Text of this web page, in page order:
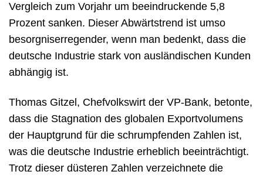
Vergleich zum Vorjahr um beeindruckende 5,8
Prozent sanken. Dieser Abwärtstrend ist umso
besorgniserregender, wenn man bedenkt, dass die
deutsche Industrie stark von ausländischen Kunden
abhängig ist.
Thomas Gitzel, Chefvolkswirt der VP-Bank, betonte,
dass die Stagnation des globalen Exportvolumens
der Hauptgrund für die schrumpfenden Zahlen ist,
was die deutsche Industrie erheblich beeinträchtigt.
Trotz dieser düsteren Zahlen verzeichnete die